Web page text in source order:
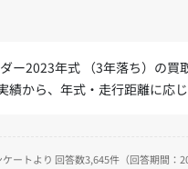
ー2023年式 （3年落ち）の買
績から、年式・走行距離に応
ートより 回答数3,645件（回答期間：